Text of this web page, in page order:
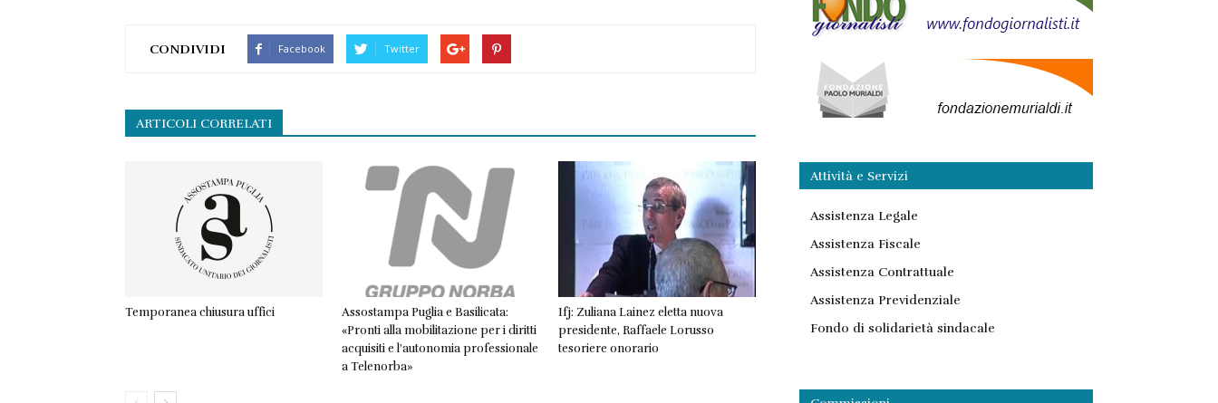
CONDIVIDI Facebook Twitter
ARTICOLI CORRELATI
Temporanea chiusura uffici
Assostampa Puglia e Basilicata:
«Pronti alla mobilitazione per i diritti
acquisiti e l’autonomia professionale
a Telenorba»
Ifj: Zuliana Lainez eletta nuova
presidente, Raffaele Lorusso
tesoriere onorario
Attività e Servizi
Assistenza Legale
Assistenza Fiscale
Assistenza Contrattuale
Assistenza Previdenziale
Fondo di solidarietà sindacale